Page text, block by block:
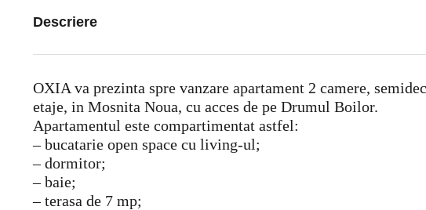
Descriere
OXIA va prezinta spre vanzare apartament 2 camere,
etaje, in Mosnita Noua, cu acces de pe Drumul Boilor.
Apartamentul este compartimentat astfel:
– bucatarie open space cu living-ul;
– dormitor;
– baie;
– terasa de 7 mp;